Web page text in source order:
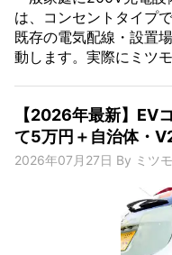
は、コンセントタイプ
既存の電気配線・設置
動します。実際にミツ
【2026年最新】EV
て5万円＋自治体・
2026年07月27日 By ミツ